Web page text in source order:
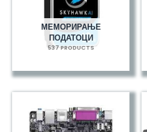
МЕМОРИРАЊЕ
ПОДАТОЦИ
537 PRODUCTS